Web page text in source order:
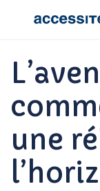
une